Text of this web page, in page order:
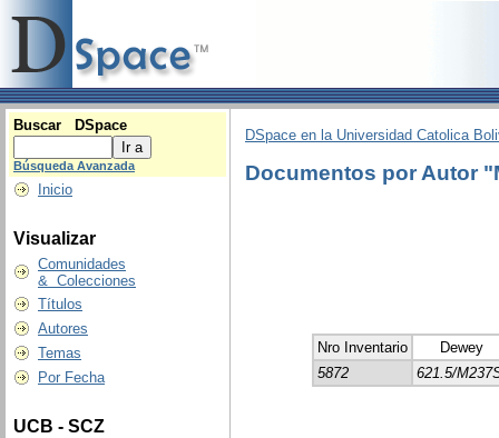
Buscar DSpace
Búsqueda Avanzada
Inicio
Visualizar
Comunidades
& Colecciones
Títulos
Autores
Temas
Por Fecha
UCB - SCZ
DSpace en la Universidad Catolica
Documentos por Autor
Nro Inventario
Dewey
5872
621.5/